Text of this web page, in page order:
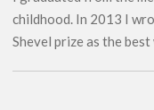
childhood. In 2013 I
Shevel prize as the